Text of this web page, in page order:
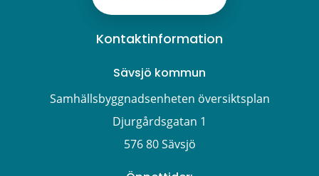
Kontaktinformation
Sävsjö kommun
Samhällsbyggnadsenheten översiktsplan
Djurgårdsgatan 1
576 80 Sävsjö